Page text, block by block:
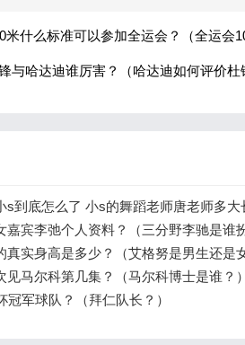
米什么标准可以参加全运会？（全运会
与哈达迪谁厉害？（哈达迪如何评价杜
s到底怎么了 小s的舞蹈老师唐老师多大
嘉宾李弛个人资料？（三分野李驰是谁
真实身高是多少？（艾格努是男生还是
见马尔科第几集？（马尔科博士是谁？）
冠军球队？（拜仁队长？）